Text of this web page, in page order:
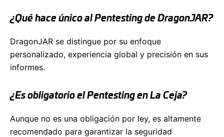
¿Qué hace único al Pentesting de DragonJAR?
DragonJAR se distingue por su enfoque
personalizado, experiencia global y precisión en sus
informes.
¿Es obligatorio el Pentesting en La Ceja?
Aunque no es una obligación por ley, es altamente
recomendado para garantizar la seguridad